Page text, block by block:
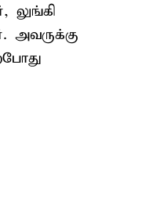
லுங்கி
அவருக்கு